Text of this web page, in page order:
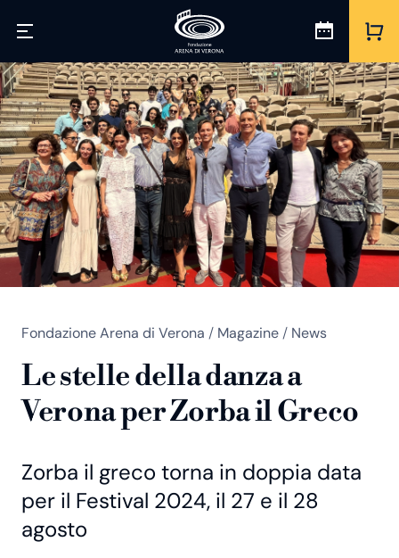
Fondazione Arena di Verona / Magazine / News
Le stelle della danza a
Verona per Zorba il Greco
Zorba il greco torna in doppia data
per il Festival 2024, il 27 e il 28
agosto